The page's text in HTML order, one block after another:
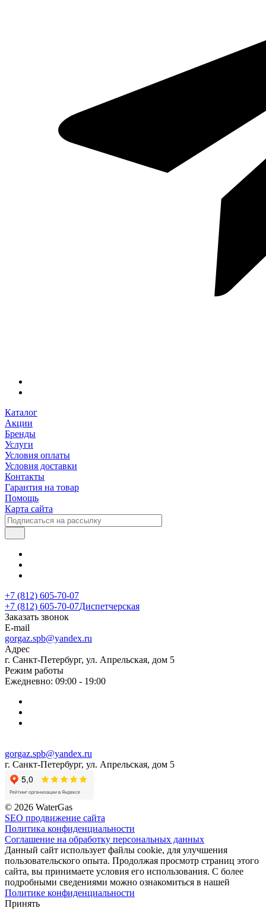
Каталог
Акции
Бренды
Услуги
Условия оплаты
Условия доставки
Контакты
Гарантия на товар
Помощь
Карта сайта
+7 (812) 605-70-07
+7 (812) 605-70-07Диспетчерская
Заказать звонок
E-mail
gorgaz.spb@yandex.ru
Адрес
г. Санкт-Петербург, ул. Апрельская, дом 5
Режим работы
Ежедневно: 09:00 - 19:00
gorgaz.spb@yandex.ru
г. Санкт-Петербург, ул. Апрельская, дом 5
© 2026 WaterGas
SEO продвижение сайта
Политика конфиденциальности
Соглашение на обработку персональных данных
Данный сайт использует файлы cookie, для улучшения
пользовательского опыта. Продолжая просмотр страниц этого
сайта, вы принимаете условия его использования. С более
подробными сведениями можно ознакомиться в нашей
Политике конфиденциальности
Принять